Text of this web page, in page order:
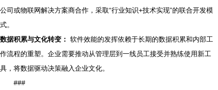
公司或物联网解决方案商合作，采取“行业知识+技术实现”的联合开发模
式。
数据积累与文化转变： 软件效能的发挥依赖于长期的数据积累和内部工
作流程的重塑。企业需要推动从管理层到一线员工接受并熟练使用新工
具，将数据驱动决策融入企业文化。
###